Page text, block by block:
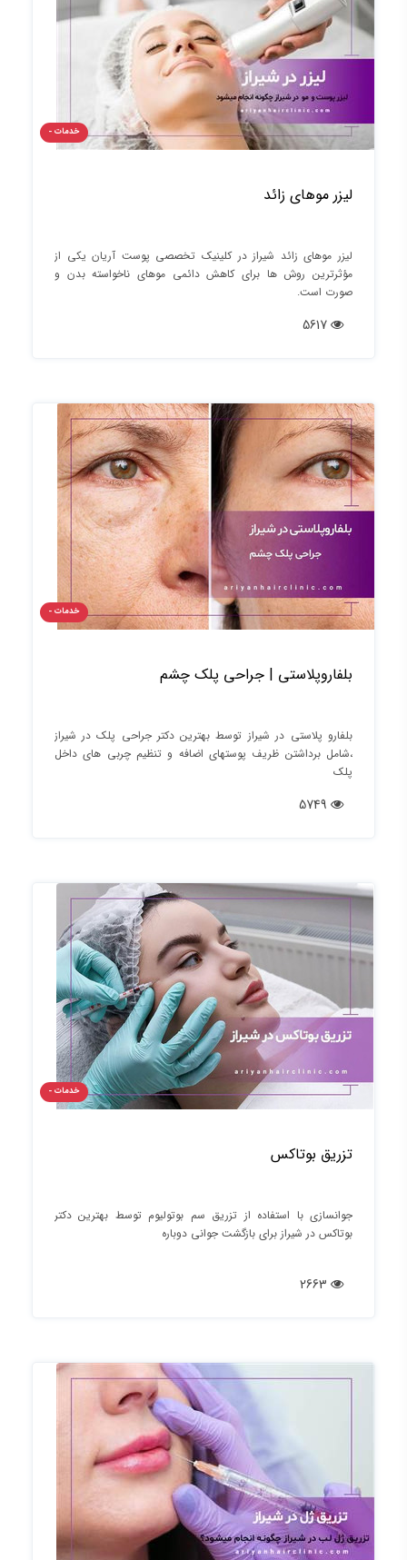
خدمات -
لیزر موهای زائد
لیزر موهای زائد شیراز در کلینیک تخصصی پوست آریان یکی از
مؤثرترین روش‌ ها برای کاهش دائمی موهای ناخواسته بدن و
صورت است.
خدمات -
بلفاروپلاستی | جراحی پلک چشم
بلفارو پلاستی در شیراز توسط بهترین دکتر جراحی پلک در شیراز
،شامل برداشتن ظریف پوستهای اضافه و تنظیم چربی های داخل
پلک
خدمات -
تزریق بوتاکس
جوانسازی با استفاده از تزریق سم بوتولیوم توسط بهترین دکتر
بوتاکس در شیراز برای بازگشت جوانی دوباره